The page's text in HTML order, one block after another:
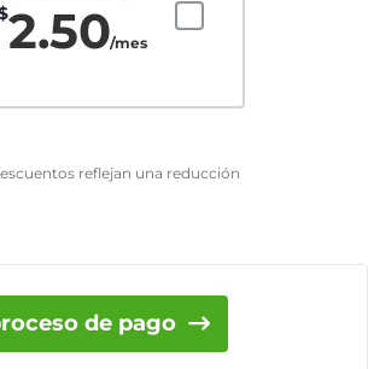
2.50/mes
reflejan una reducción
de pago